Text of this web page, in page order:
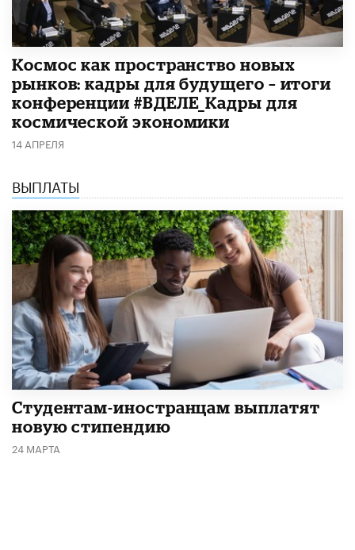
Космос как пространство новых
рынков: кадры для будущего – итоги
конференции #ВДЕЛЕ_Кадры для
космической экономики
14 АПРЕЛЯ
ВЫПЛАТЫ
Студентам-иностранцам выплатят
новую стипендию
24 МАРТА